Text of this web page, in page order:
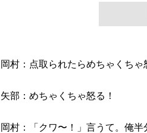
岡村：点取られたらめちゃくちゃ
矢部：めちゃくちゃ怒る！
岡村：「クワ〜！」言うて。俺